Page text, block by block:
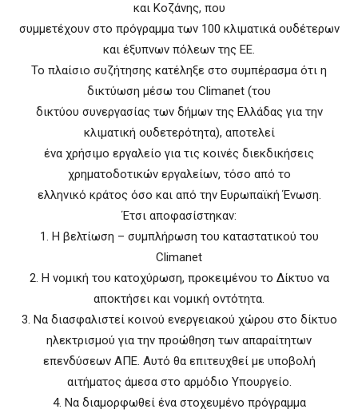
και Κοζάνης, που
συμμετέχουν στο πρόγραμμα των 100 κλιματικά ουδέτερων
και έξυπνων πόλεων της ΕΕ.
Το πλαίσιο συζήτησης κατέληξε στο συμπέρασμα ότι η
δικτύωση μέσω του Climanet (του
δικτύου συνεργασίας των δήμων της Ελλάδας για την
κλιματική ουδετερότητα), αποτελεί
ένα χρήσιμο εργαλείο για τις κοινές διεκδικήσεις
χρηματοδοτικών εργαλείων, τόσο από το
ελληνικό κράτος όσο και από την Ευρωπαϊκή Ένωση.
Έτσι αποφασίστηκαν:
1. Η βελτίωση – συμπλήρωση του καταστατικού του
Climanet
2. Η νομική του κατοχύρωση, προκειμένου το Δίκτυο να
αποκτήσει και νομική οντότητα.
3. Να διασφαλιστεί κοινού ενεργειακού χώρου στο δίκτυο
ηλεκτρισμού για την προώθηση των απαραίτητων
επενδύσεων ΑΠΕ. Αυτό θα επιτευχθεί με υποβολή
αιτήματος άμεσα στο αρμόδιο Υπουργείο.
4. Να διαμορφωθεί ένα στοχευμένο πρόγραμμα